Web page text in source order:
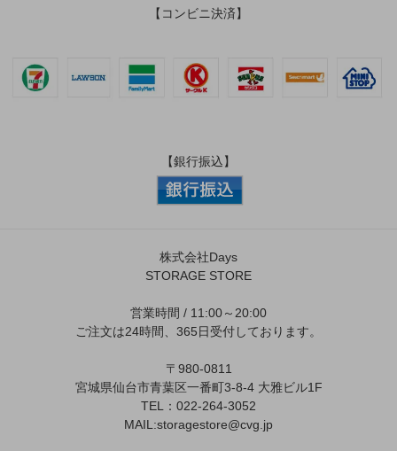
【コンビニ決済】
【銀行振込】
株式会社Days
STORAGE STORE
営業時間 / 11:00～20:00
ご注文は24時間、365日受付しております。
〒980-0811
宮城県仙台市青葉区一番町3-8-4 大雅ビル1F
TEL：022-264-3052
MAIL:storagestore@cvg.jp